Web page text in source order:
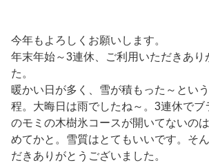
今年もよろしくお願いします。
年末年始～3連休、ご利用いただきあり
た。
暖かい日が多く、雪が積もった～とい
程。大晦日は雨でしたね～。3連休でブ
のモミの木樹氷コースが開いてないの
めてかと。雪質はとてもいいです。そ
だきありがとうございました。